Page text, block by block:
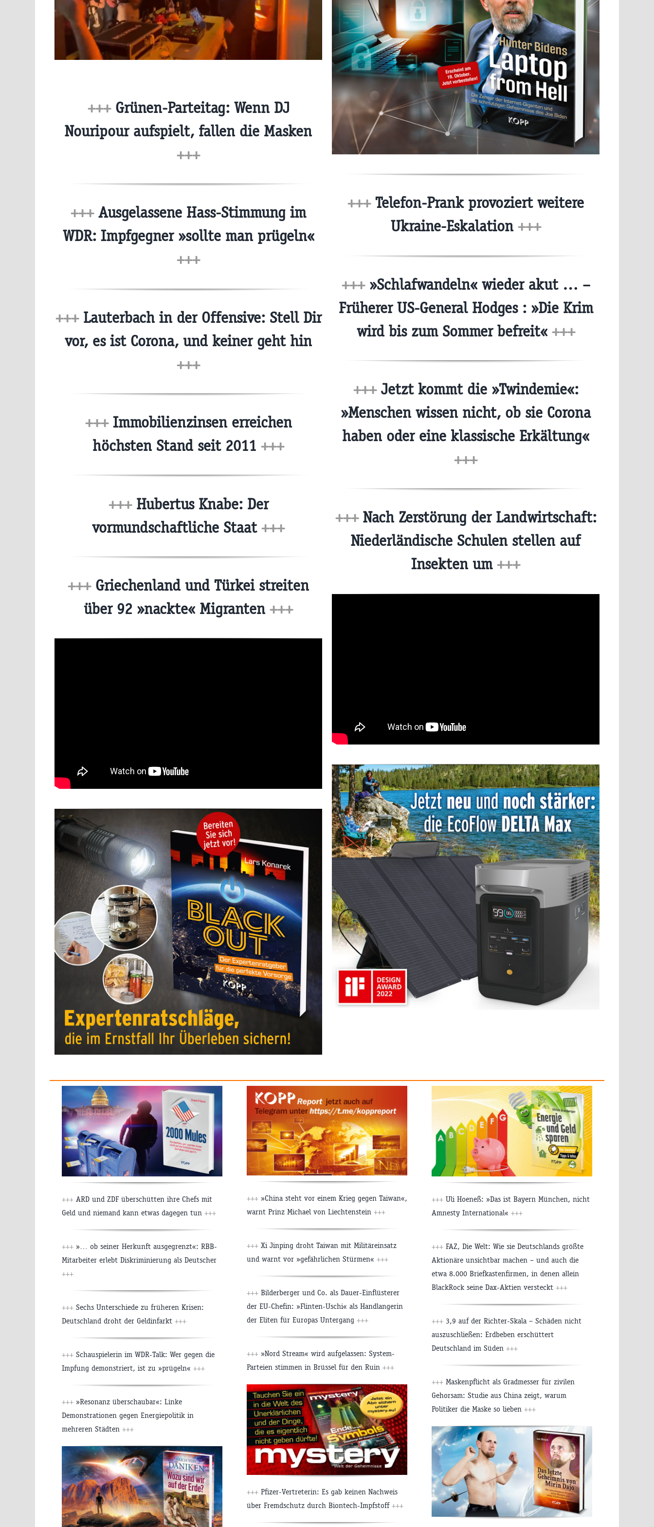
+++Grünen-Parteitag: Wenn DJ
Nouripour aufspielt, fallen die Masken
+++
+++Ausgelassene Hass-Stimmung im
WDR: Impfgegner »sollte man prügeln«
+++
+++Lauterbach in der Offensive: Stell Dir
vor, es ist Corona, und keiner geht hin
+++
+++Immobilienzinsen erreichen
höchsten Stand seit 2011 +++
+++Hubertus Knabe: Der
vormundschaftliche Staat +++
+++Griechenland und Türkei streiten
über 92 »nackte« Migranten +++
+++Telefon-Prank provoziert weitere
Ukraine-Eskalation +++
+++»Schlafwandeln« wieder akut … –
Früherer US-General Hodges : »Die Krim
wird bis zum Sommer befreit« +++
+++Jetzt kommt die »Twindemie«:
»Menschen wissen nicht, ob sie Corona
haben oder eine klassische Erkältung«
+++
+++Nach Zerstörung der Landwirtschaft:
Niederländische Schulen stellen auf
Insekten um +++
+++ ARD und ZDF überschütten ihre Chefs mit
Geld und niemand kann etwas dagegen tun +++
+++ »… ob seiner Herkunft ausgegrenzt«: RBB-
Mitarbeiter erlebt Diskriminierung als Deutscher
+++
+++ Sechs Unterschiede zu früheren Krisen:
Deutschland droht der Geldinfarkt +++
+++ Schauspielerin im WDR-Talk: Wer gegen die
Impfung demonstriert, ist zu »prügeln« +++
+++ »Resonanz überschaubar«: Linke
Demonstrationen gegen Energiepolitik in
mehreren Städten +++
+++ »China steht vor einem Krieg gegen Taiwan«,
warnt Prinz Michael von Liechtenstein +++
+++ Xi Jinping droht Taiwan mit Militäreinsatz
und warnt vor »gefährlichen Stürmen« +++
+++ Bilderberger und Co. als Dauer-Einflüsterer
der EU-Chefin: »Flinten-Uschi« als Handlangerin
der Eliten für Europas Untergang +++
+++ »Nord Stream« wird aufgelassen: System-
Parteien stimmen in Brüssel für den Ruin +++
+++ Pfizer-Vertreterin: Es gab keinen Nachweis
über Fremdschutz durch Biontech-Impfstoff +++
+++ Uli Hoeneß: »Das ist Bayern München, nicht
Amnesty International« +++
+++ FAZ, Die Welt: Wie sie Deutschlands größte
Aktionäre unsichtbar machen – und auch die
etwa 8.000 Briefkastenfirmen, in denen allein
BlackRock seine Dax-Aktien versteckt +++
+++ 3,9 auf der Richter-Skala – Schäden nicht
auszuschließen: Erdbeben erschüttert
Deutschland im Süden +++
+++ Maskenpflicht als Gradmesser für zivilen
Gehorsam: Studie aus China zeigt, warum
Politiker die Maske so lieben +++